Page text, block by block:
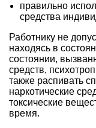
правильно
средства
Работнику не
находясь в
состоянии,
средств,
также распивать
наркотические
токсические
время.